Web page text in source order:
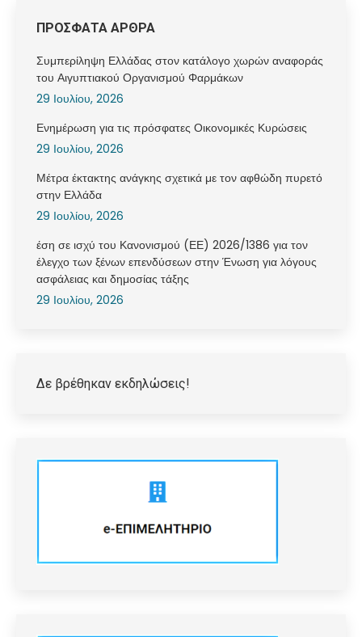
ΠΡΟΣΦΑΤΑ ΑΡΘΡΑ
Συμπερίληψη Ελλάδας στον κατάλογο χωρών αναφοράς
του Αιγυπτιακού Οργανισμού Φαρμάκων
29 Ιουλίου, 2026
Ενημέρωση για τις πρόσφατες Οικονομικές Κυρώσεις
29 Ιουλίου, 2026
Μέτρα έκτακτης ανάγκης σχετικά με τον αφθώδη πυρετό
στην Ελλάδα
29 Ιουλίου, 2026
έση σε ισχύ του Κανονισμού (ΕΕ) 2026/1386 για τον
έλεγχο των ξένων επενδύσεων στην Ένωση για λόγους
ασφάλειας και δημοσίας τάξης
29 Ιουλίου, 2026
Δε βρέθηκαν εκδηλώσεις!